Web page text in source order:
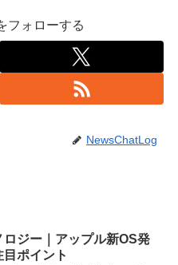
フォローする
NewsChatLog
ロジー｜アップル新OS発
目ポイント